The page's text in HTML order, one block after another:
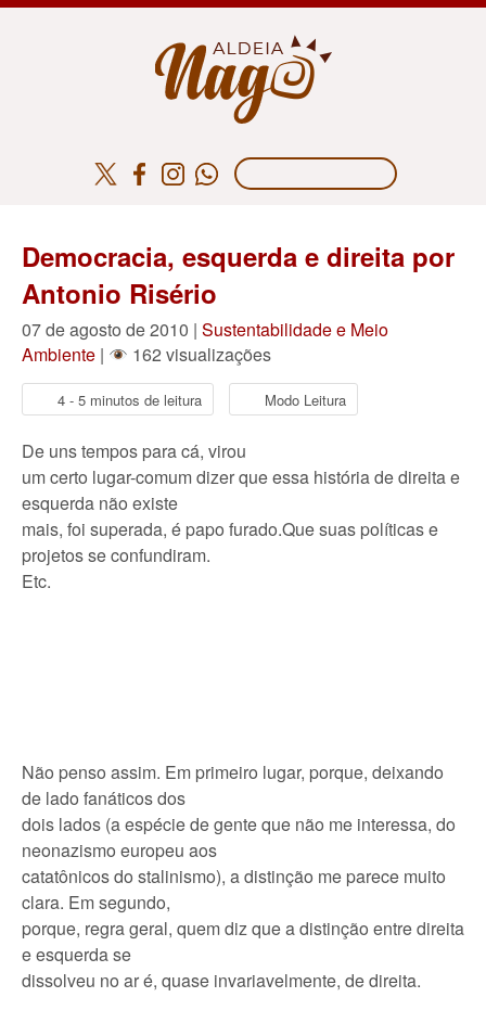
Democracia, esquerda e direita por
Antonio Risério
07 de agosto de 2010 | Sustentabilidade e Meio
Ambiente | 162 visualizações
4 - 5 minutos de leitura Modo Leitura
De uns tempos para cá, virou
um certo lugar-comum dizer que essa história de direita e
esquerda não existe
mais, foi superada, é papo furado.Que suas políticas e
projetos se confundiram.
Etc.
Não penso assim. Em primeiro lugar, porque, deixando
de lado fanáticos dos
dois lados (a espécie de gente que não me interessa, do
neonazismo europeu aos
catatônicos do stalinismo), a distinção me parece muito
clara. Em segundo,
porque, regra geral, quem diz que a distinção entre direita
e esquerda se
dissolveu no ar é, quase invariavelmente, de direita.